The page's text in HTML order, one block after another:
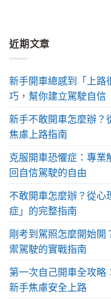
近期文章
新手開車總感到「上路
巧，幫你建立駕駛自信
新手不敢開車怎麼辦？
焦慮上路指南
克服開車恐懼症：專業
回自信駕駛的自由
不敢開車怎麼辦？從心
症」的完整指南
剛考到駕照怎麼開始開
禦駕駛的實戰指南
第一次自己開車全攻略
新手焦慮安全上路